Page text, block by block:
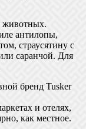
животных.
антилопы,
страусятину с
саранчой. Для
бренд Tusker
и отелях,
как местное.